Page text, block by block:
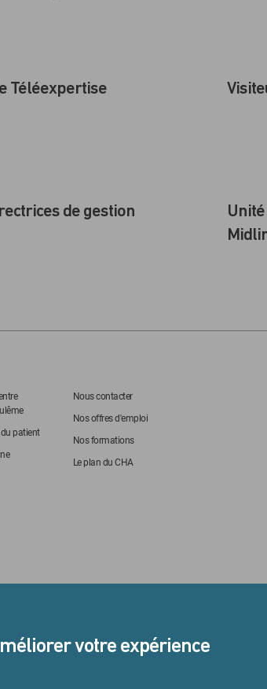
Téléexpertise
de gestion
du patient
Nous contacter
Nos offres d'emploi
Nos formations
Le plan du CHA
votre expérience